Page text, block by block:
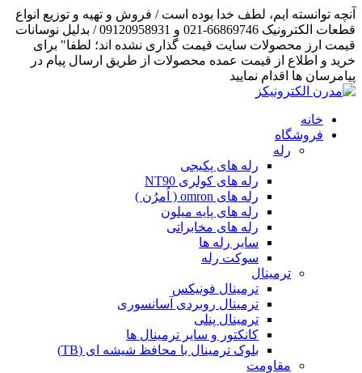
آنچه توانسته ایم، لطف خدا بوده است / فروش و تهیه و توزیع انواع
قطعات الکترونیک 66869746-021 و 09120958931 / بدلیل نوسانات
قیمت ارز محصولات سایت قیمت گذاری نشده اند؛ لطفا" برای
خرید و اطلاع از قیمت عمده محصولات از طریق ارسال پیام در
پیامرسان ها اقدام نمایید
خانه
فروشگاه
رله
رله های پکیجی
رله های کولری NT90
رله های omron ( اُمرُن )
رله های پایه میلون
رله های مخابراتی
سایر رله ها
سوکت رله
ترمینال
ترمینال فونیکس
ترمینال روبردی آسانسوری
ترمینال پنلی
کانکتور و سایر ترمینال ها
بلوک ترمینال با محافظ شیشه ای (TB)
مقاومت